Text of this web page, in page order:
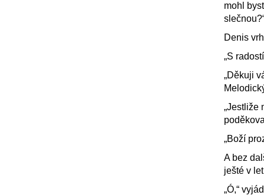
mohl
Denis
„S
„Děkuji
„Jestliže
„Boží
A bez
ješté v
„Ó,“